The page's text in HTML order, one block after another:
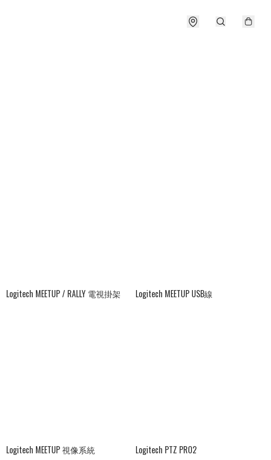
Logitech MEETUP / RALLY 電視掛架 Logitech MEETUP USB線
Logitech MEETUP 視像系統 Logitech PTZ PRO2